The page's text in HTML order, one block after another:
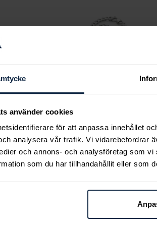
använder cookies
för att anpassa innehållet
analysera vår trafik. Vi vidarebefordrar
och annons- och analysföretag som
som du har tillhandahållit eller som
mm
August
Pansarlänk 8 mm 50